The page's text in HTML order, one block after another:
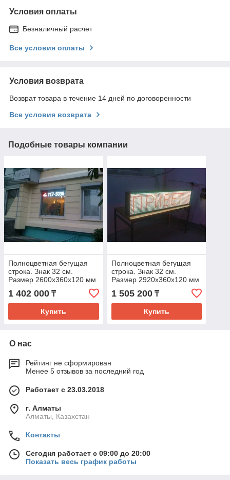
Условия оплаты
Безналичный расчет
Все условия оплаты
Условия возврата
Возврат товара в течение 14 дней по договоренности
Все условия возврата
Подобные товары компании
Полноцветная бегущая
строка. Знак 32 см.
Размер 2600х360х120 мм
1 402 000 ₸
Купить
Полноцветная бегущая
строка. Знак 32 см.
Размер 2920х360х120 мм
1 505 200₸
Купить
О нас
Рейтинг не сформирован
Менее 5 отзывов за последний год
Работает с 23.03.2018
г. Алматы
Алматы, Казахстан
Контакты
Сегодня работает с 09:00 до 20:00
Показать весь график работы